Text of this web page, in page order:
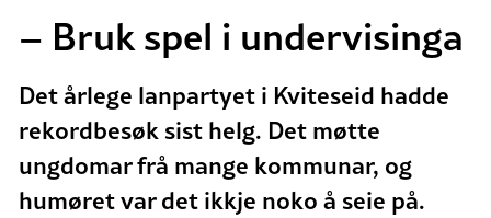
– Bruk spel i undervisinga
Det årlege lanpartyet i Kviteseid hadde
rekordbesøk sist helg. Det møtte
ungdomar frå mange kommunar, og
humøret var det ikkje noko å seie på.